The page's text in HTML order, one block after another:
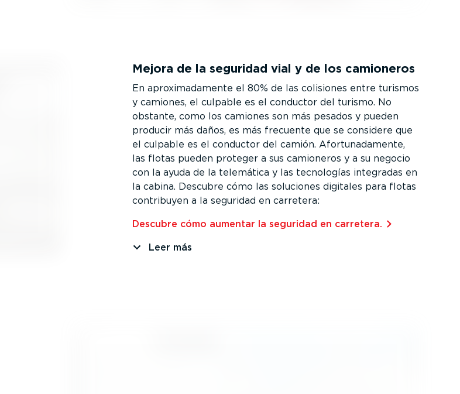
Mejora de la seguridad vial y de los camioneros
En aproxi­ma­da­mente el 80% de las colisiones entre turismos
y camiones, el culpable es el conductor del turismo. No
obstante, como los camiones son más pesados y pueden
producir más daños, es más frecuente que se considere que
el culpable es el conductor del camión. Afortu­na­da­mente,
las flotas pueden proteger a sus camioneros y a su negocio
con la ayuda de la telemática y las tecnologías integradas en
la cabina. Descubre cómo las soluciones digitales para flotas
contribuyen a la seguridad en carretera:
Descubre cómo aumentar la seguridad en carretera.⁠
Leer más